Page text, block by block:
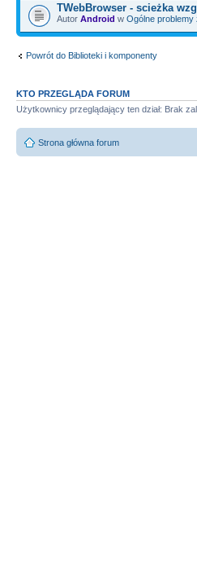
TWebBrowser - scieżka
Autor Android w Ogólne problemy
Powrót do Biblioteki i komponenty
KTO PRZEGLĄDA FORUM
Użytkownicy przeglądający ten dział: Brak
Strona główna forum